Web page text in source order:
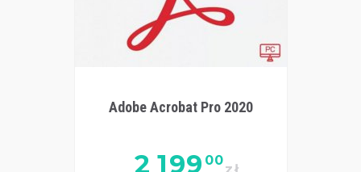
Adobe Acrobat Pro 2020
2 199 00